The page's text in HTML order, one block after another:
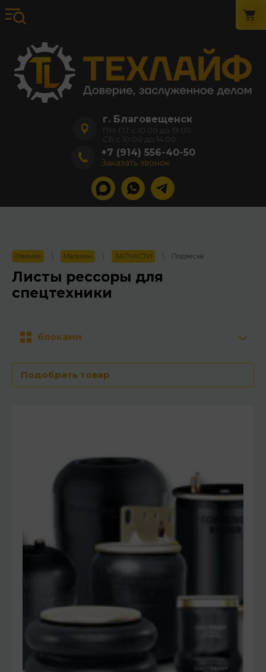
г. Благовещенск
ПН-ПТ с 10:00 до 19:00,
СБ с 10:00 до 14:00
+7 (914) 556-40-50
Заказать звонок
Главная \ Магазин \ ЗАПЧАСТИ \ Подвеска
Листы рессоры для
спецтехники
блоками
Подобрать товар